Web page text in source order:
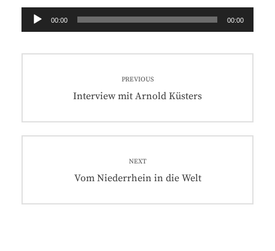
Audio-
Player
00:00 00:00
PREVIOUS
Previous
Interview mit Arnold Küsters
NEXT
Next
Vom Niederrhein in die Welt